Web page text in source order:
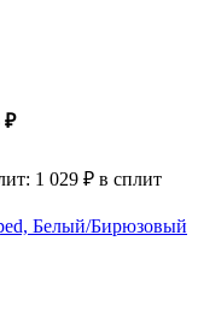
₽
1 029 ₽ в сплит
Белый/Бирюзовый